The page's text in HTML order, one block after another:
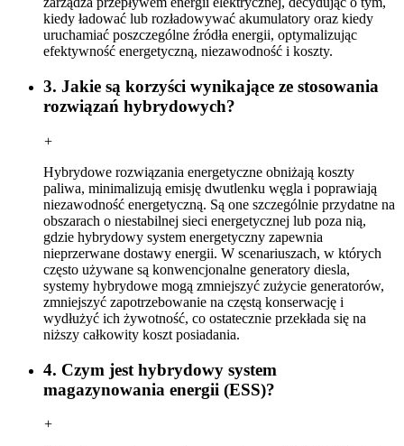
kiedy ładować lub rozładowywać akumulatory oraz kiedy
uruchamiać poszczególne źródła energii, optymalizując
efektywność energetyczną, niezawodność i koszty.
3. Jakie są korzyści wynikające ze stosowania
rozwiązań hybrydowych?
+
Hybrydowe rozwiązania energetyczne obniżają koszty
paliwa, minimalizują emisję dwutlenku węgla i poprawiają
niezawodność energetyczną. Są one szczególnie przydatne na
obszarach o niestabilnej sieci energetycznej lub poza nią,
gdzie hybrydowy system energetyczny zapewnia
nieprzerwane dostawy energii. W scenariuszach, w których
często używane są konwencjonalne generatory diesla,
systemy hybrydowe mogą zmniejszyć zużycie generatorów,
zmniejszyć zapotrzebowanie na częstą konserwację i
wydłużyć ich żywotność, co ostatecznie przekłada się na
niższy całkowity koszt posiadania.
4. Czym jest hybrydowy system
magazynowania energii (ESS)?
+